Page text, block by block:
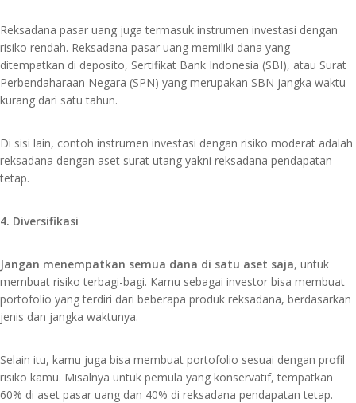
​Reksadana pasar uang juga termasuk instrumen investasi dengan
risiko rendah. Reksadana pasar uang memiliki dana yang
ditempatkan di deposito, Sertifikat Bank Indonesia (SBI), atau Surat
Perbendaharaan Negara (SPN) yang merupakan SBN jangka waktu
kurang dari satu tahun.
Di sisi lain, contoh instrumen investasi dengan risiko moderat adalah
reksadana dengan aset surat utang yakni reksadana pendapatan
tetap.
4. Diversifikasi
Jangan menempatkan semua dana di satu aset saja, untuk
membuat risiko terbagi-bagi. Kamu sebagai investor bisa membuat
portofolio yang terdiri dari beberapa produk reksadana, berdasarkan
jenis dan jangka waktunya.
Selain itu, kamu juga bisa membuat portofolio sesuai dengan profil
risiko kamu. Misalnya untuk pemula yang konservatif, tempatkan
60% di aset pasar uang dan 40% di reksadana pendapatan tetap.